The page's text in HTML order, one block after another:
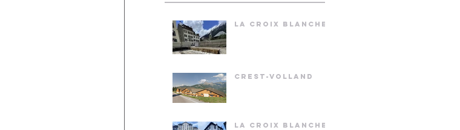
LA CROIX BLANCHE
CREST-VOLLAND
LA CROIX BLANCHE